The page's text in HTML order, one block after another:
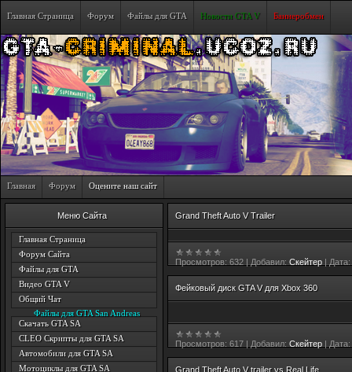
Главная Страница Форум Файлы для GTA Новости GTA V Баннеробмен
Главная Форум Оцените наш сайт
Меню Сайта
Главная Страница
Форум Сайта
Файлы для GTA
Видео GTA V
Общий Чат
Файлы для GTA San Andreas
Скачать GTA SA
CLEO Скрипты для GTA SA
Автомобили для GTA SA
Мотоциклы для GTA SA
Grand Theft Auto V Trailer
Просмотров: 632 | Добавил: Скейтер | Дата:
Фейковый диск GTA V для Xbox 360
Просмотров: 617 | Добавил: Скейтер | Дата:
Grand Theft Auto V trailer vs Real Life